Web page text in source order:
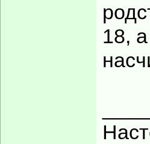
18,